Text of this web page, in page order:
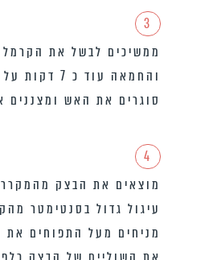
3
ממשיכים לבשל את
והחמאה עוד כ
סוגרים את האש
4
מוצאים את הבצק מהמקרר
עיגול גדול בסנטימטר
מניחים מעל התפוחים את